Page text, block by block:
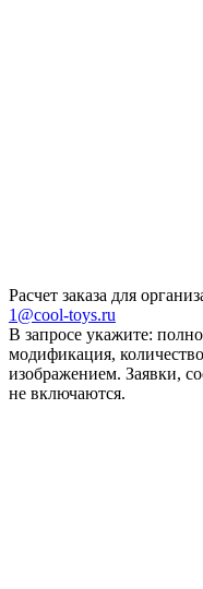
Расчет заказа для
1@cool-toys.ru
В запросе укажите:
модификация,
изображением. Заявки,
не включаются.